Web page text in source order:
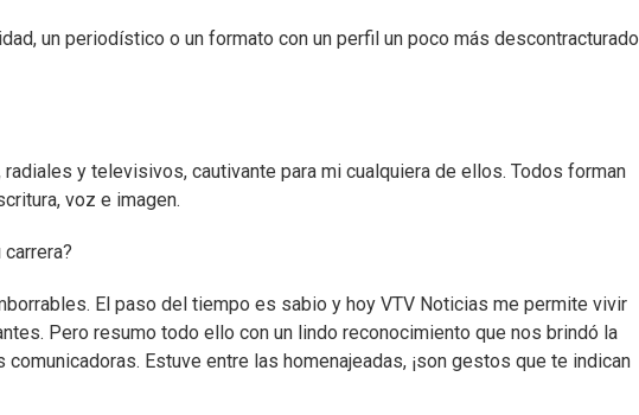
un periodístico o un formato con un perfil un poco más descontracturado
y televisivos, cautivante para mi cualquiera de ellos. Todos forman
voz e imagen.
El paso del tiempo es sabio y hoy VTV Noticias me permite vivir
Pero resumo todo ello con un lindo reconocimiento que nos brindó la
Estuve entre las homenajeadas, ¡son gestos que te indican